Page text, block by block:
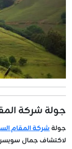
جولة شركة
جولةشركة المقام
لاكتشاف جمال